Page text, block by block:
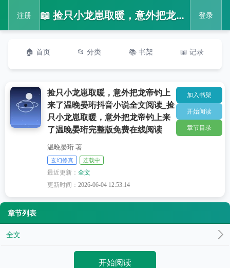
注册 📖 捡只小龙崽取暖，意外把龙帝钓上来了温晚晏珩抖音小说全文阅读_捡只小龙崽取暖，意外把龙帝钓上来了温晚晏珩完整版免费在线阅读 登录
🏠 首页 📂 分类 📚 书架 📖 记录
捡只小龙崽取暖，意外把龙帝钓上
来了温晚晏珩抖音小说全文阅读_捡
只小龙崽取暖，意外把龙帝钓上来
了温晚晏珩完整版免费在线阅读
温晚晏珩 著
玄幻修真 连载中
最近更新：全文
更新时间：2026-06-04 12:53:14
加入书架
开始阅读
章节目录
章节列表
全文
开始阅读